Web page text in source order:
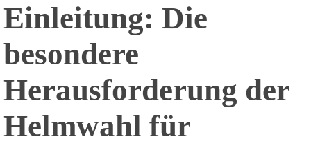
Einleitung: Die
besondere
Herausforderung der
Helmwahl für